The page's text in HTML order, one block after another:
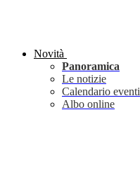
Novità
Panoramica
Le notizie
Calendario eventi
Albo online